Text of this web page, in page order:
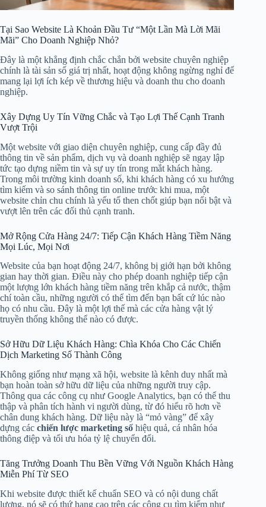
Tại Sao Website Là Khoản Đầu Tư “Một Lần Mà Lời Mãi
Mãi” Cho Doanh Nghiệp Nhỏ?
Đây là một khẳng định chắc chắn bởi website chuyên nghiệp
chính là tài sản số giá trị nhất, hoạt động không ngừng nghỉ để
mang lại lợi ích kép về thương hiệu và doanh thu cho doanh
nghiệp.
Xây Dựng Uy Tín Vững Chắc và Tạo Lợi Thế Cạnh Tranh
Vượt Trội
Một website với giao diện chuyên nghiệp, cung cấp đầy đủ
thông tin về sản phẩm, dịch vụ và doanh nghiệp sẽ ngay lập
tức tạo dựng niềm tin và sự uy tín trong mắt khách hàng.
Trong môi trường kinh doanh số, khi khách hàng có xu hướng
tìm kiếm và so sánh thông tin online trước khi mua, một
website chỉn chu chính là yếu tố then chốt giúp bạn nổi bật và
vượt lên trên các đối thủ cạnh tranh.
Mở Rộng Cửa Hàng 24/7: Tiếp Cận Khách Hàng Tiềm Năng
Mọi Lúc, Mọi Nơi
Website của bạn hoạt động 24/7, không bị giới hạn bởi không
gian hay thời gian. Điều này cho phép doanh nghiệp tiếp cận
một lượng lớn khách hàng tiềm năng trên khắp cả nước, thậm
chí toàn cầu, những người có thể tìm đến bạn bất cứ lúc nào
họ có nhu cầu. Đây là một lợi thế mà các cửa hàng vật lý
truyền thống không thể nào có được.
Sở Hữu Dữ Liệu Khách Hàng: Chìa Khóa Cho Các Chiến
Dịch Marketing Số Thành Công
Không giống như mạng xã hội, website là kênh duy nhất mà
bạn hoàn toàn sở hữu dữ liệu của những người truy cập.
Thông qua các công cụ như Google Analytics, bạn có thể thu
thập và phân tích hành vi người dùng, từ đó hiểu rõ hơn về
chân dung khách hàng. Dữ liệu này là “mỏ vàng” để xây
dựng các chiến lược marketing số hiệu quả, cá nhân hóa
thông điệp và tối ưu hóa tỷ lệ chuyển đổi.
Tăng Trưởng Doanh Thu Bền Vững Với Nguồn Khách Hàng
Miễn Phí Từ SEO
Khi website được thiết kế chuẩn SEO và có nội dung chất
lượng, nó sẽ có thứ hạng cao trên các công cụ tìm kiếm như